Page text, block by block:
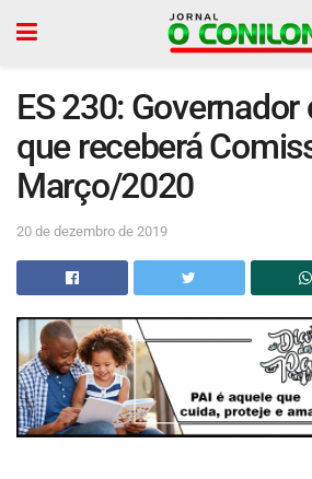
ES 230:
que receberá
Março/2020
20 de dezembro de 2019